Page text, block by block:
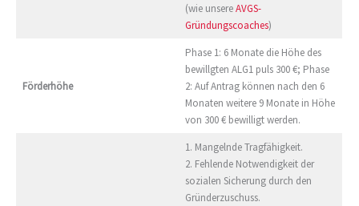
(wie unsereAVGS-
Gründungscoaches)
Förderhöhe
Phase 1: 6 Monate die Höhe des
bewillgten ALG1 puls 300 €; Phase
2: Auf Antrag können nach den 6
Monaten weitere 9 Monate in Höhe
von 300 € bewilligt werden.
1. Mangelnde Tragfähigkeit.
2. Fehlende Notwendigkeit der
sozialen Sicherung durch den
Gründerzuschuss.